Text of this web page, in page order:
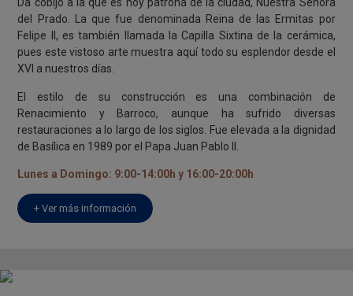
del Prado. La que fue denominada Reina de las Ermitas por
Felipe II, es también llamada la Capilla Sixtina de la cerámica,
pues este vistoso arte muestra aquí todo su esplendor desde el
XVI a nuestros días.
El estilo de su construcción es una combinación de
Renacimiento y Barroco, aunque ha sufrido diversas
restauraciones a lo largo de los siglos. Fue elevada a la dignidad
de Basílica en 1989 por el Papa Juan Pablo II.
Lunes a Domingo: 9:00-14:00h y 16:00-20:00h
+ Ver más información